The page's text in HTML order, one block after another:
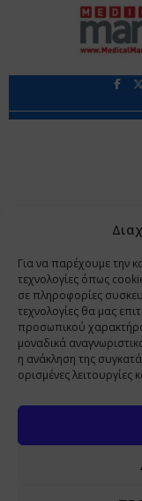
Για να παρέχουμε την
τεχνολογίες όπως
σε πληροφορίες
τεχνολογίες θα μας
προσωπικού
μοναδικά
η ανάκληση της
ορισμένες λειτουργίες
•
προβλέπονται από τις